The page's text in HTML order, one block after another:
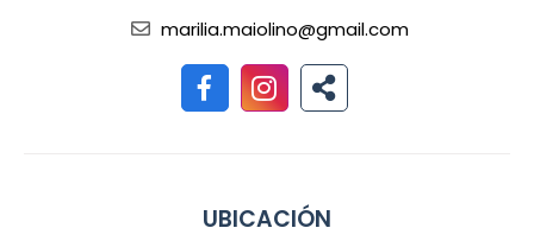
marilia.maiolino@gmail.com
UBICACIÓN